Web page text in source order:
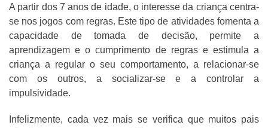
A partir dos 7 anos de idade, o interesse da criança centra-
se nos jogos com regras. Este tipo de atividades fomenta a
capacidade de tomada de decisão, permite a
aprendizagem e o cumprimento de regras e estimula a
criança a regular o seu comportamento, a relacionar-se
com os outros, a socializar-se e a controlar a
impulsividade.
Infelizmente, cada vez mais se verifica que muitos pais